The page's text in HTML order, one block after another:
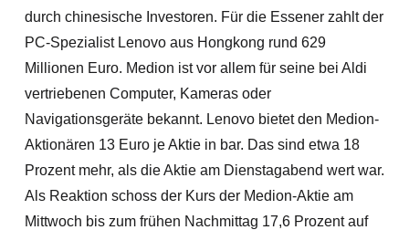
durch chinesische Investoren. Für die Essener zahlt der
PC-Spezialist Lenovo aus Hongkong rund 629
Millionen Euro. Medion ist vor allem für seine bei Aldi
vertriebenen Computer, Kameras oder
Navigationsgeräte bekannt. Lenovo bietet den Medion-
Aktionären 13 Euro je Aktie in bar. Das sind etwa 18
Prozent mehr, als die Aktie am Dienstagabend wert war.
Als Reaktion schoss der Kurs der Medion-Aktie am
Mittwoch bis zum frühen Nachmittag 17,6 Prozent auf